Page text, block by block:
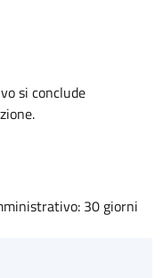
si conclude
30 giorni